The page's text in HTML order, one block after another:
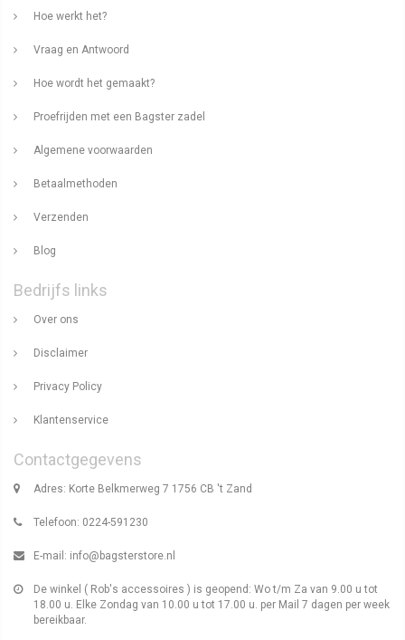
Hoe werkt het?
Vraag en Antwoord
Hoe wordt het gemaakt?
Proefrijden met een Bagster zadel
Algemene voorwaarden
Betaalmethoden
Verzenden
Blog
Bedrijfs links
Over ons
Disclaimer
Privacy Policy
Klantenservice
Contactgegevens
Adres: Korte Belkmerweg 7 1756 CB 't Zand
Telefoon: 0224-591230
E-mail: info@bagsterstore.nl
De winkel ( Rob's accessoires ) is geopend: Wo t/m Za van 9.00 u tot
18.00 u. Elke Zondag van 10.00 u tot 17.00 u. per Mail 7 dagen per week
bereikbaar.